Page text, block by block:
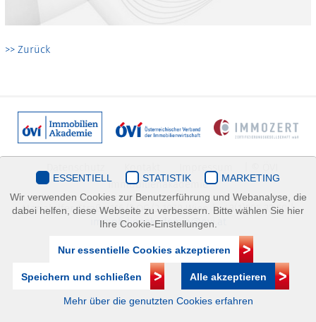
>> Zurück
Immobilienakademie
Mariahilfer Straße 116/2.OG/2 1070 Wien | +43(1)505 32 50 |
immobilienakademie@ovi.at
ESSENTIELL STATISTIK
MARKETING
Wir verwenden Cookies zur Benutzerführung und Webanalyse, die
dabei helfen, diese Webseite zu verbessern. Bitte wählen Sie hier
Ihre Cookie-Einstellungen.
Nur essentielle Cookies akzeptieren
Speichern und schließen Alle akzeptieren
Mehr über die genutzten Cookies erfahren